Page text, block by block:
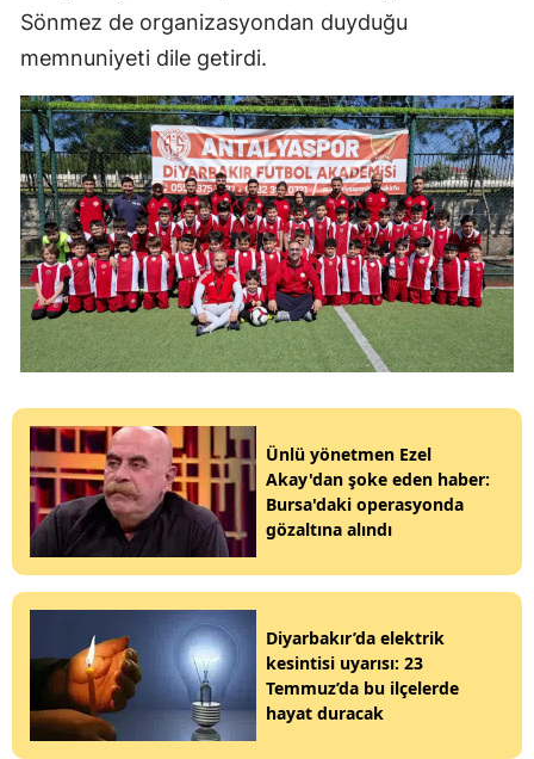
Sönmez de organizasyondan duyduğu
memnuniyeti dile getirdi.
Ünlü yönetmen Ezel
Akay'dan şoke eden haber:
Bursa'daki operasyonda
gözaltına alındı
Diyarbakır’da elektrik
kesintisi uyarısı: 23
Temmuz’da bu ilçelerde
hayat duracak